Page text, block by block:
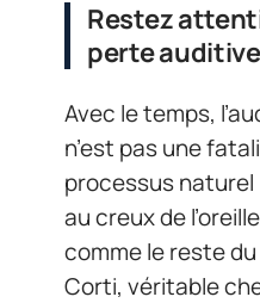
Restez
perte auditive
Avec le temps,
n’est pas une
processus naturel
au creux de
comme le reste du
Corti, véritable